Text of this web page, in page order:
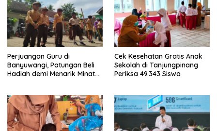
Perjuangan Guru di
Banyuwangi, Patungan Beli
Hadiah demi Menarik Minat
Cek Kesehatan Gratis Anak
Sekolah di Tanjungpinang
Periksa 49.343 Siswa